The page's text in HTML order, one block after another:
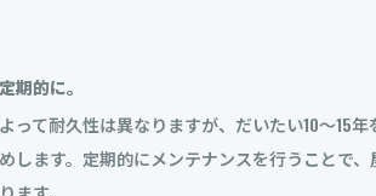
期的に。
って耐久性は異なりますが、だいたい10～15
します。定期的にメンテナンスを行うことで、